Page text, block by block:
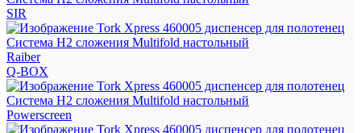
SIR
Raiber
Q-BOX
Powerscreen